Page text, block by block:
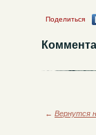
Поделиться
← Вернутся